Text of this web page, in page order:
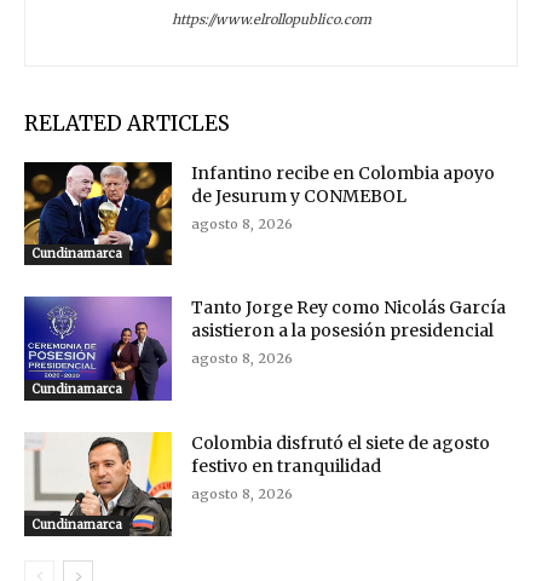
https://www.elrollopublico.com
RELATED ARTICLES
Cundinamarca
Infantino recibe en Colombia apoyo
de Jesurum y CONMEBOL
agosto 8, 2026
Cundinamarca
Tanto Jorge Rey como Nicolás García
asistieron a la posesión presidencial
agosto 8, 2026
Cundinamarca
Colombia disfrutó el siete de agosto
festivo en tranquilidad
agosto 8, 2026